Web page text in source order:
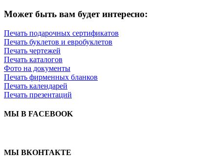
Может быть вам будет интересно:
Печать подарочных сертификатов
Печать буклетов и евробуклетов
Печать чертежей
Печать каталогов
Фото на документы
Печать фирменных бланков
Печать календарей
Печать презентаций
МЫ В FACEBOOK
МЫ ВКОНТАКТЕ